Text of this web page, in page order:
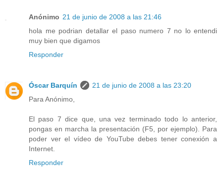
Anónimo 21 de junio de 2008 a las 21:46
hola me podrian detallar el paso numero 7 no lo entendi
muy bien que digamos
Responder
Óscar Barquín
21 de junio de 2008 a las 23:20
Para Anónimo,
El paso 7 dice que, una vez terminado todo lo anterior,
pongas en marcha la presentación (F5, por ejemplo). Para
poder ver el vídeo de YouTube debes tener conexión a
Internet.
Responder